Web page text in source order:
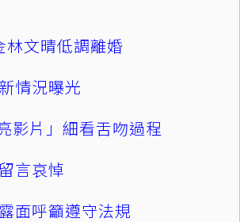
文晴低調離婚
情況曝光
影片」細看舌吻過程
言哀悼
面呼籲遵守法規